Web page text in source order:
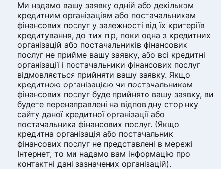
Ми надамо вашу заявку одній або декільком
кредитним організаціям або постачальникам
фінансових послуг у залежності від їх критеріїв
кредитування, до тих пір, поки одна з кредитних
організацій або постачальників фінансових
послуг не прийме вашу заявку, або всі кредитні
організації і постачальники фінансових послуг
відмовляється прийняти вашу заявку. Якщо
кредитною організацією чи постачальником
фінансових послуг буде прийнято вашу заявку, ви
будете перенаправлені на відповідну сторінку
сайту даної кредитної організації або
постачальника фінансових послуг. (Якщо
кредитна організація або постачальник
фінансових послуг не представлені в мережі
Інтернет, то ми надамо вам інформацію про
контактні дані зазначених організацій).